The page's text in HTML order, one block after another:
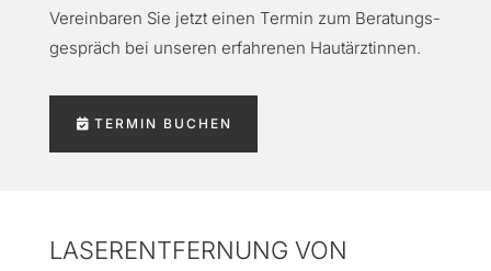
Vereinbaren Sie jetzt einen Termin zum Beratungs­
gespräch bei unseren erfahrenen Hautärztinnen.
TERMIN BUCHEN
LASERENTFERNUNG VON